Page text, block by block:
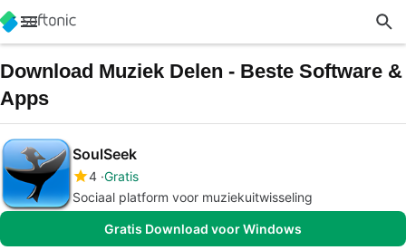
Download Muziek Delen - Beste Software &
Apps
SoulSeek
4 Gratis
Sociaal platform voor muziekuitwisseling
Gratis Download voor Windows